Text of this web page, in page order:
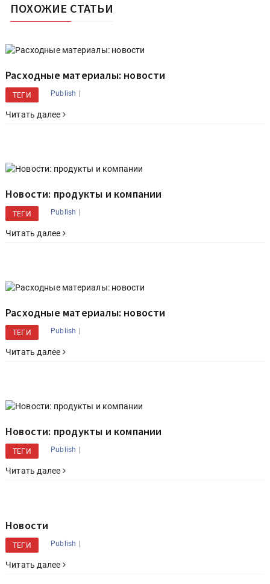
ПОХОЖИЕ СТАТЬИ
Расходные материалы: новости
ТЕГИ Publish |
Читать далее
Новости: продукты и компании
ТЕГИ Publish |
Читать далее
Расходные материалы: новости
ТЕГИ Publish |
Читать далее
Новости: продукты и компании
ТЕГИ Publish |
Читать далее
Новости
ТЕГИ Publish |
Читать далее